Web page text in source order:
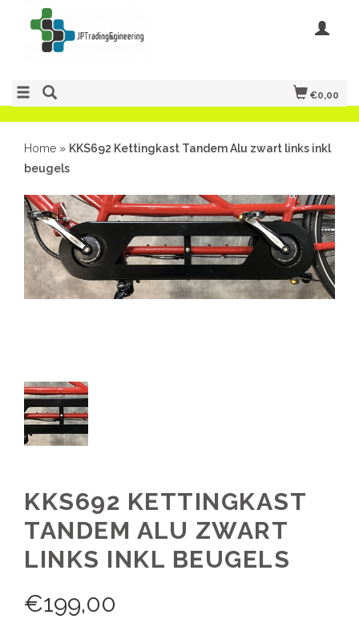
€0,00
Home » KKS692 Kettingkast Tandem Alu zwart links inkl
beugels
KKS692 KETTINGKAST
TANDEM ALU ZWART
LINKS INKL BEUGELS
€199,00